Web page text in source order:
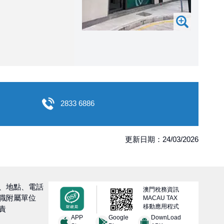
2833 6886
更新日期：24/03/2026
地點、電話
附屬單位
澳門稅務資訊
MACAU TAX
移動應用程式
APP
Google
DownLoad